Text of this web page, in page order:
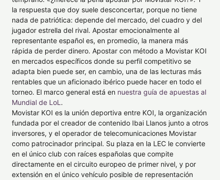
la respuesta que doy suele desconcertar, porque no tiene
nada de patriótica: depende del mercado, del cuadro y del
jugador estrella del rival. Apostar emocionalmente al
representante español es, en promedio, la manera más
rápida de perder dinero. Apostar con método a Movistar KOI
en mercados específicos donde su perfil competitivo se
adapta bien puede ser, en cambio, una de las lecturas más
rentables que un aficionado ibérico puede hacer en todo el
torneo. El marco general está en nuestra guía de apuestas al
Mundial de LoL .
Movistar KOI es la unión deportiva entre KOI, la organización
fundada por el creador de contenido Ibai Llanos junto a otros
inversores, y el operador de telecomunicaciones Movistar
como patrocinador principal. Su plaza en la LEC le convierte
en el único club con raíces españolas que compite
directamente en el circuito europeo de primer nivel, y por
extensión en el único vehículo posible de representación